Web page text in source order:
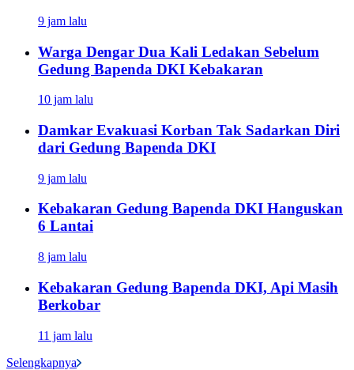
9 jam lalu
Warga Dengar Dua Kali Ledakan Sebelum
Gedung Bapenda DKI Kebakaran
10 jam lalu
Damkar Evakuasi Korban Tak Sadarkan Diri
dari Gedung Bapenda DKI
9 jam lalu
Kebakaran Gedung Bapenda DKI Hanguskan
6 Lantai
8 jam lalu
Kebakaran Gedung Bapenda DKI, Api Masih
Berkobar
11 jam lalu
Selengkapnya